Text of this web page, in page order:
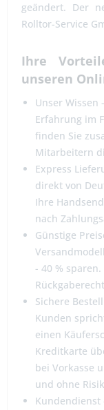
geändert. Der
Rolltor-Service
Ihre
unseren
Unser
Erfahrung im
finden Sie
Mitarbeitern
Express
direkt von
Ihre
nach
Günstige
- 40 %
Sichere
Kunden
einen
Kreditkarte
bei Vorkasse
und ohne
Kundendienst